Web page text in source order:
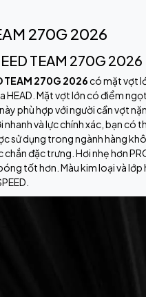
270G 2026
TEAM 270G 2026
TEAM 270G 2026có mặt vợt
Mặt vợt lớn có điểm
phù hợp với người cần vợt
và lực chính xác, bạn
sử dụng trong ngành hàng
đặc trưng. Hơi nhẹ hơn
tốt hơn. Màu kim loại và